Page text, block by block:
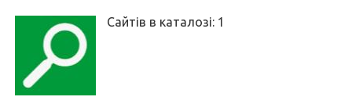
Сайтів в каталозі: 1